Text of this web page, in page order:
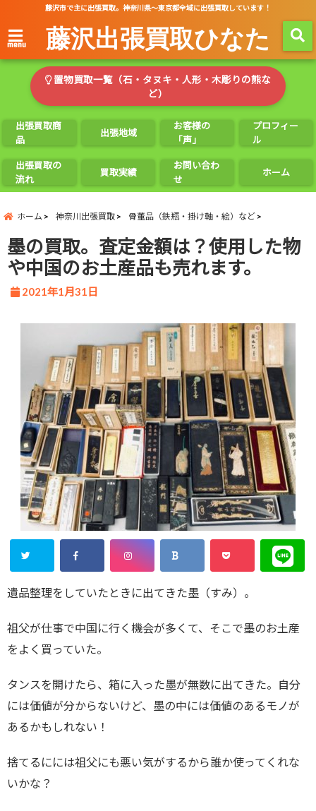
藤沢市で主に出張買取。神奈川県～東京都全域に出張買取しています！
menu 藤沢出張買取ひなた
置物買取一覧（石・タヌキ・人形・木彫りの熊な
ど）
出張買取商
品
出張地域
お客様の
「声」
プロフィー
ル
出張買取の
流れ
買取実績
お問い合わ
せ
ホーム
ホーム 神奈川出張買取 骨董品（鉄瓶・掛け軸・絵）など
墨の買取。査定金額は？使用した物
や中国のお土産品も売れます。
2021年1月31日
遺品整理をしていたときに出てきた墨（すみ）。
祖父が仕事で中国に行く機会が多くて、そこで墨のお土産
をよく買っていた。
タンスを開けたら、箱に入った墨が無数に出てきた。自分
には価値が分からないけど、墨の中には価値のあるモノが
あるかもしれない！
捨てるにには祖父にも悪い気がするから誰か使ってくれな
いかな？